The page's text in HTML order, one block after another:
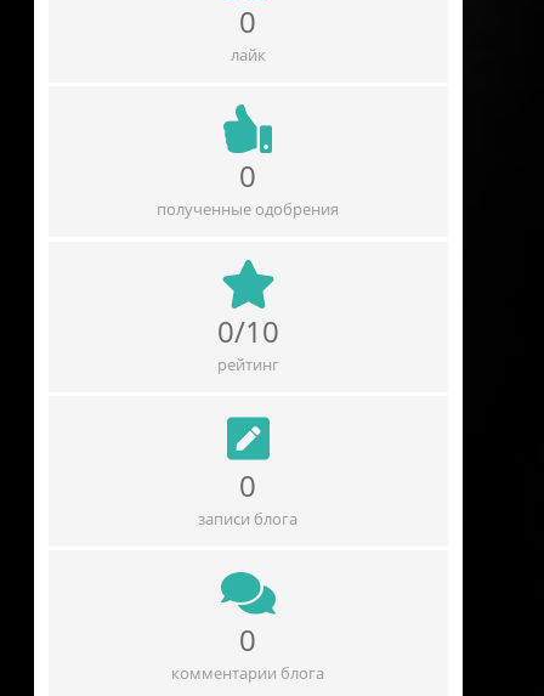
0
лайк
0
полученные одобрения
0/10
рейтинг
0
записи блога
0
комментарии блога